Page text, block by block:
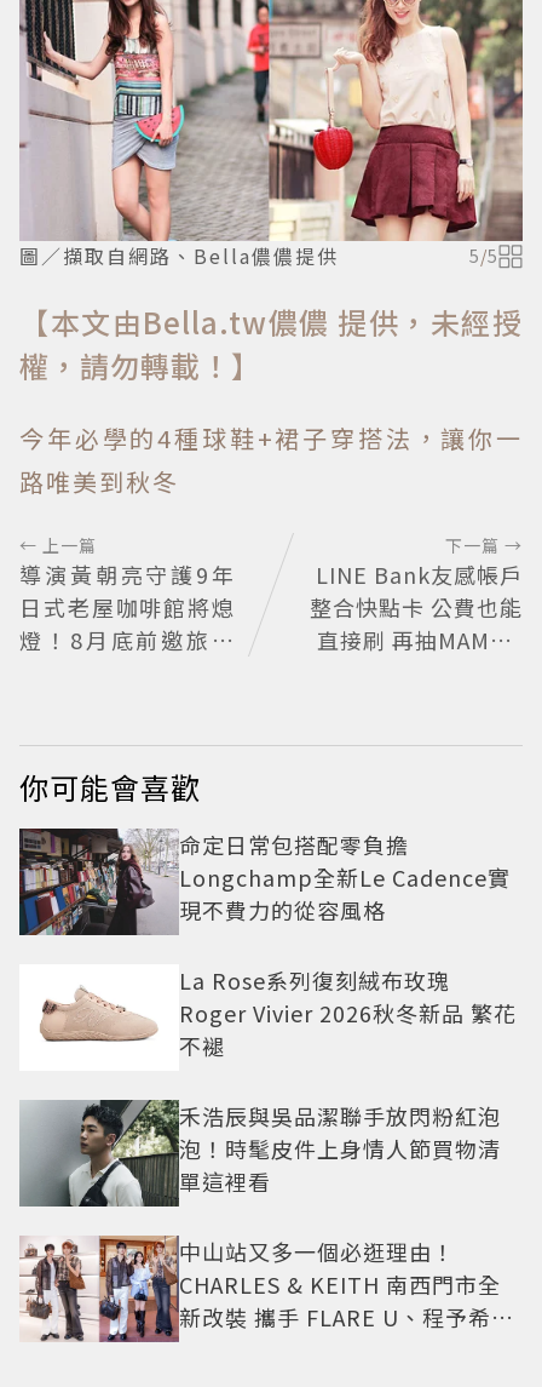
圖／擷取自網路、Bella儂儂提供 5/5
【本文由Bella.tw儂儂 提供，未經授
權，請勿轉載！】
今年必學的4種球鞋+裙子穿搭法，讓你一
路唯美到秋冬
← 上一篇
導演黃朝亮守護9年
日式老屋咖啡館將熄
燈！8月底前邀旅人
下一篇 →
LINE Bank友感帳戶
整合快點卡 公費也能
直接刷 再抽MAMA A
你可能會喜歡
命定日常包搭配零負擔
Longchamp全新Le Cadence實
現不費力的從容風格
La Rose系列復刻絨布玫瑰
Roger Vivier 2026秋冬新品 繁花
不褪
禾浩辰與吳品潔聯手放閃粉紅泡
泡！時髦皮件上身情人節買物清
單這裡看
中山站又多一個必逛理由！
CHARLES & KEITH 南西門市全
新改裝 攜手 FLARE U、程予希演